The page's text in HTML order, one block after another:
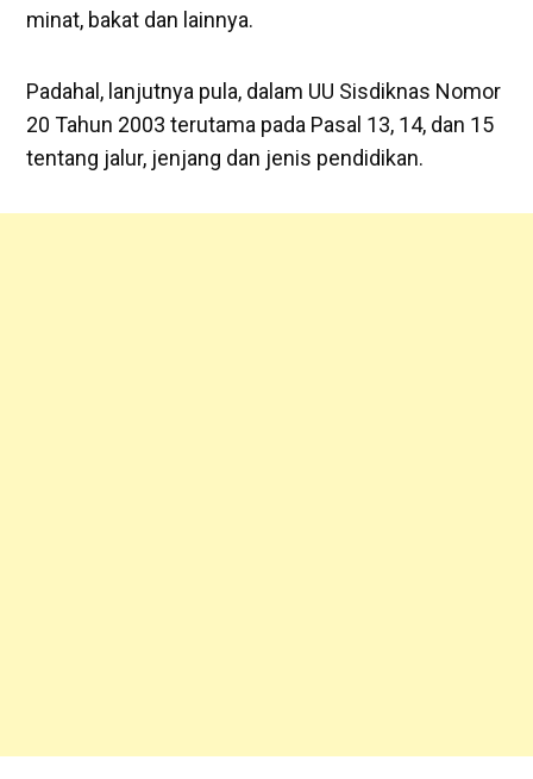
minat, bakat dan lainnya.
Padahal, lanjutnya pula, dalam UU Sisdiknas Nomor
20 Tahun 2003 terutama pada Pasal 13, 14, dan 15
tentang jalur, jenjang dan jenis pendidikan.